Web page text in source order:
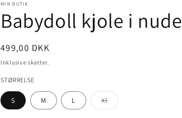
MIN BUTIK
Babydoll kjole i nude
Normalpris
499,00 DKK
Inklusive skatter.
STØRRELSE
S M L XlVarianten
er